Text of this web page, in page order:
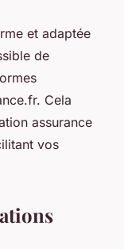
et adaptée
de
Cela
assurance
vos